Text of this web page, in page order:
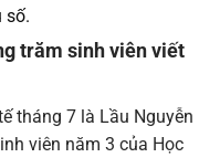
số.
trăm sinh viên viết
tháng 7 là Lầu Nguyễn
viên năm 3 của Học